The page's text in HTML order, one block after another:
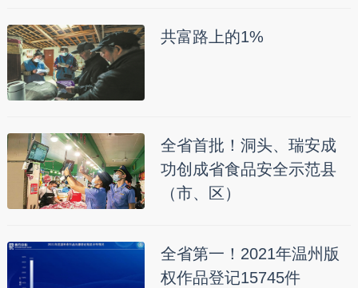
共富路上的1%
全省首批！洞头、瑞安成
功创成省食品安全示范县
（市、区）
全省第一！2021年温州版
权作品登记15745件